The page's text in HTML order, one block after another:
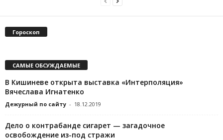
Гороскоп
САМЫЕ ОБСУЖДАЕМЫЕ
В Кишиневе открыта выставка «Интерполяция»
Вячеслава Игнатенко
Дежурный по сайту - 18.12.2019
Дело о контрабанде сигарет — загадочное
освобождение из-под стражи